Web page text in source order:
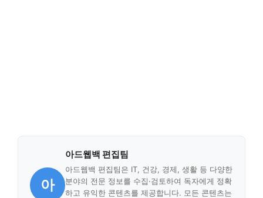
아
아드웹백 편집팀
아드웹백 편집팀은 IT, 건강, 경제, 생활 등 다양한
분야의 전문 정보를 수집·검토하여 독자에게 정확
하고 유익한 콘텐츠를 제공합니다. 모든 콘텐츠는